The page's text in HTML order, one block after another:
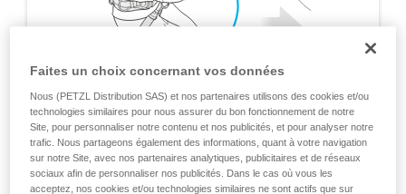
Faites un choix concernant vos données
Nous (PETZL Distribution SAS) et nos partenaires utilisons des cookies et/ou
technologies similaires pour nous assurer du bon fonctionnement de notre
Site, pour personnaliser notre contenu et nos publicités, et pour analyser notre
trafic. Nous partageons également des informations, quant à votre navigation
sur notre Site, avec nos partenaires analytiques, publicitaires et de réseaux
sociaux afin de personnaliser nos publicités. Dans le cas où vous les
acceptez, nos cookies et/ou technologies similaires ne sont actifs que sur